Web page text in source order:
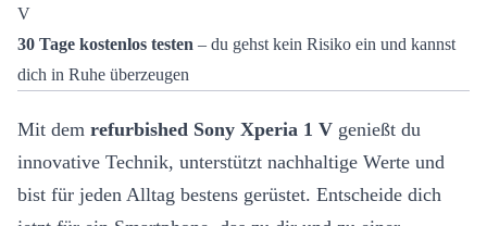
V
30 Tage kostenlos testen – du gehst kein Risiko ein und kannst
dich in Ruhe überzeugen
Mit dem refurbished Sony Xperia 1 V genießt du
innovative Technik, unterstützt nachhaltige Werte und
bist für jeden Alltag bestens gerüstet. Entscheide dich